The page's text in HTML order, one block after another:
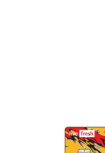
Asuransi Jiwa
Asuransi Kesehatan